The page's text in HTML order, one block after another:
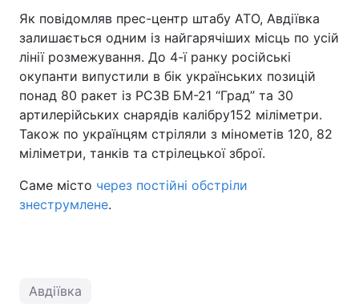
Як повідомляв прес-центр штабу АТО, Авдіївка
залишається одним із найгарячіших місць по усій
лінії розмежування. До 4-ї ранку російські
окупанти випустили в бік українських позицій
понад 80 ракет із РСЗВ БМ-21 “Град” та 30
артилерійських снарядів калібру152 міліметри.
Також по українцям стріляли з мінометів 120, 82
міліметри, танків та стрілецької зброї.
Саме місто через постійні обстріли
знеструмлене.
Авдіївка